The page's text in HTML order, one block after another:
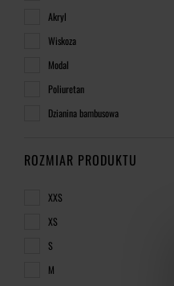
Akryl
Wiskoza
Modal
Poliuretan
Dzianina bambusowa
ROZMIAR PRODUKTU
XXS
XS
S
M